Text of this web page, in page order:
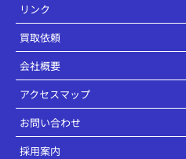
リンク
買取依頼
会社概要
アクセスマップ
お問い合わせ
採用案内